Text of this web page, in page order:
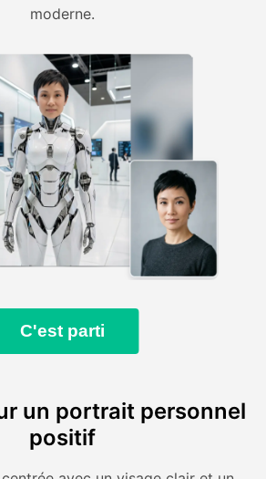
moderne.
C'est parti
un portrait personnel
positif